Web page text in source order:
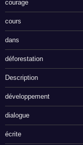
courage
cours
dans
déforestation
Description
développement
dialogue
écrite